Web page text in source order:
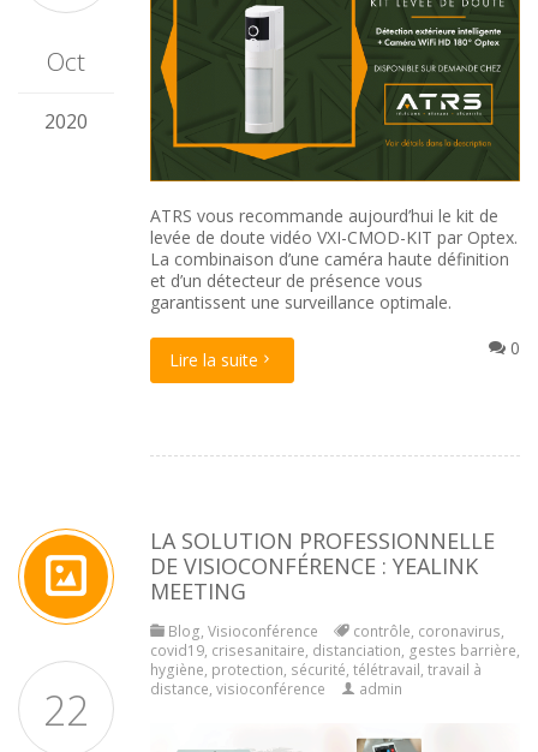
Oct
2020
ATRS vous recommande aujourd’hui le kit de
levée de doute vidéo VXI-CMOD-KIT par Optex.
La combinaison d’une caméra haute définition
et d’un détecteur de présence vous
garantissent une surveillance optimale.
0
Lire la suite
22
LA SOLUTION PROFESSIONNELLE
DE VISIOCONFÉRENCE : YEALINK
MEETING
Blog, Visioconférence contrôle, coronavirus,
covid19, crisesanitaire, distanciation, gestes barrière,
hygiène, protection, sécurité, télétravail, travail à
distance, visioconférence admin